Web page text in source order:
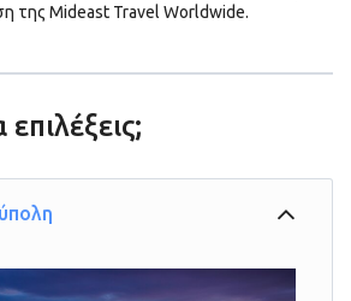
της Mideast Travel Worldwide.